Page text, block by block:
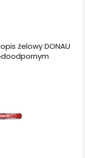
żelowy DONAU